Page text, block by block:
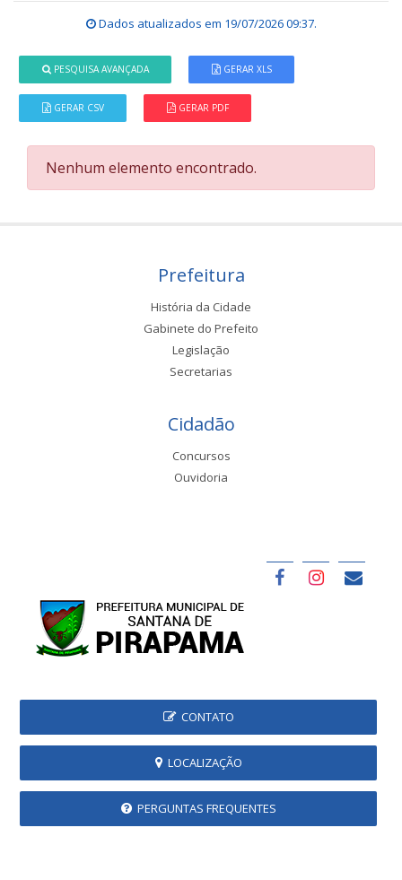
Dados atualizados em 19/07/2026 09:37.
PESQUISA AVANÇADA GERAR XLS
GERAR CSV GERAR PDF
Nenhum elemento encontrado.
Prefeitura
História da Cidade
Gabinete do Prefeito
Legislação
Secretarias
Cidadão
Concursos
Ouvidoria
CONTATO
LOCALIZAÇÃO
PERGUNTAS FREQUENTES